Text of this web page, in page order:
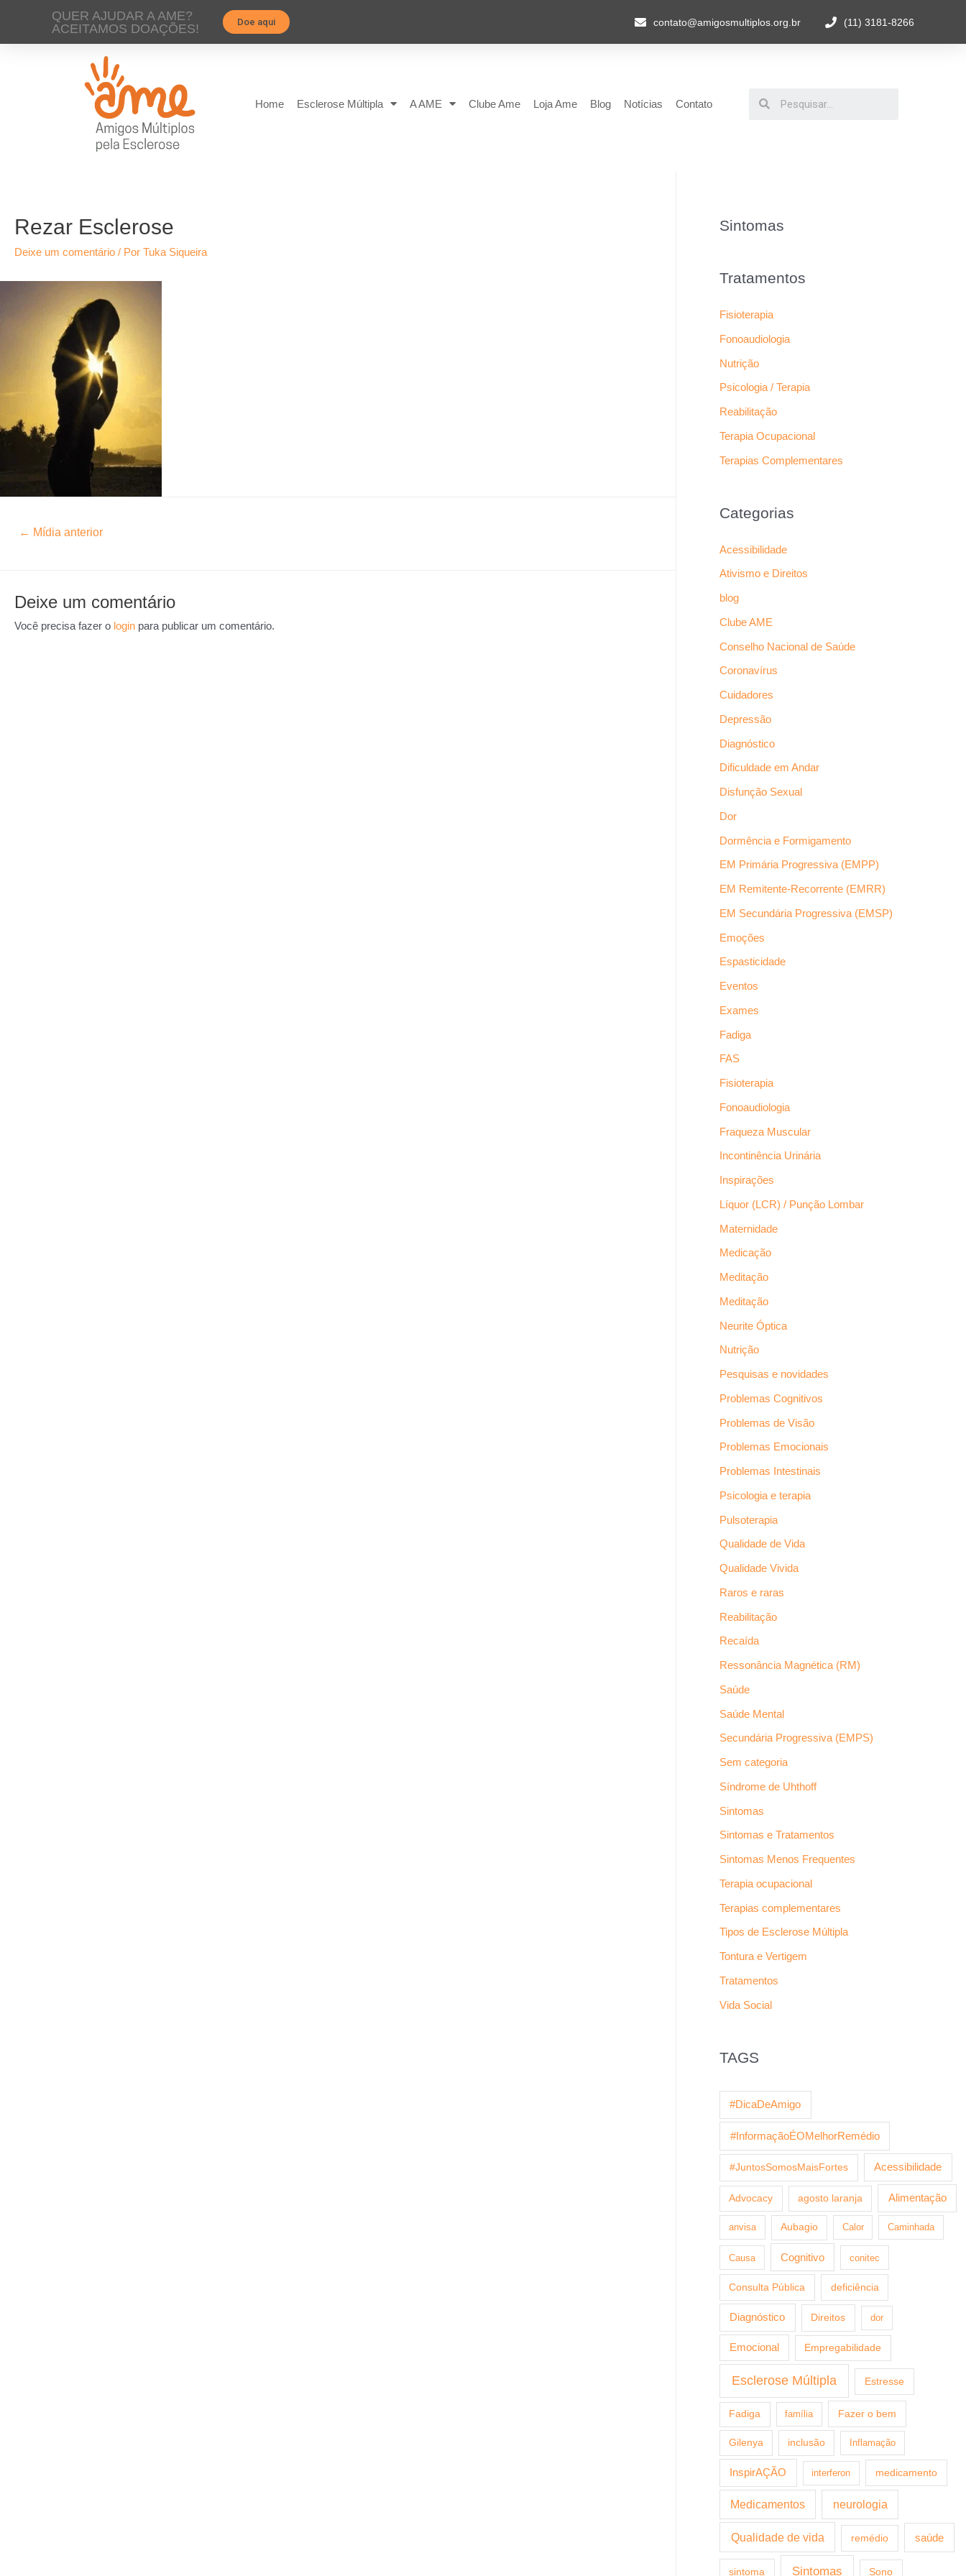
QUER AJUDAR A AME?
ACEITAMOS DOAÇÕES!
Doe aqui contato@amigosmultiplos.org.br (11) 3181-8266
Home Esclerose Múltipla A AME Clube Ame Loja Ame Blog Notícias Contato
Rezar Esclerose
Deixe um comentário / Por Tuka Siqueira
← Mídia anterior
Deixe um comentário
Você precisa fazer o login para publicar um comentário.
Sintomas
Tratamentos
Fisioterapia
Fonoaudiologia
Nutrição
Psicologia / Terapia
Reabilitação
Terapia Ocupacional
Terapias Complementares
Categorias
Acessibilidade
Ativismo e Direitos
blog
Clube AME
Conselho Nacional de Saúde
Coronavírus
Cuidadores
Depressão
Diagnóstico
Dificuldade em Andar
Disfunção Sexual
Dor
Dormência e Formigamento
EM Primária Progressiva (EMPP)
EM Remitente-Recorrente (EMRR)
EM Secundária Progressiva (EMSP)
Emoções
Espasticidade
Eventos
Exames
Fadiga
FAS
Fisioterapia
Fonoaudiologia
Fraqueza Muscular
Incontinência Urinária
Inspirações
Líquor (LCR) / Punção Lombar
Maternidade
Medicação
Meditação
Meditação
Neurite Óptica
Nutrição
Pesquisas e novidades
Problemas Cognitivos
Problemas de Visão
Problemas Emocionais
Problemas Intestinais
Psicologia e terapia
Pulsoterapia
Qualidade de Vida
Qualidade Vivida
Raros e raras
Reabilitação
Recaída
Ressonância Magnética (RM)
Saúde
Saúde Mental
Secundária Progressiva (EMPS)
Sem categoria
Síndrome de Uhthoff
Sintomas
Sintomas e Tratamentos
Sintomas Menos Frequentes
Terapia ocupacional
Terapias complementares
Tipos de Esclerose Múltipla
Tontura e Vertigem
Tratamentos
Vida Social
TAGS
#DicaDeAmigo
#InformaçãoÉOMelhorRemédio
#JuntosSomosMaisFortes Acessibilidade
Advocacy agosto laranja Alimentação
anvisa Aubagio Calor Caminhada
Causa Cognitivo conitec
Consulta Pública deficiência
Diagnóstico Direitos dor
Emocional Empregabilidade
Esclerose Múltipla Estresse
Fadiga família Fazer o bem
Gilenya inclusão Inflamação
InspirAÇÃO interferon medicamento
Medicamentos neurologia
Qualidade de vida remédio saúde
sintoma Sintomas Sono